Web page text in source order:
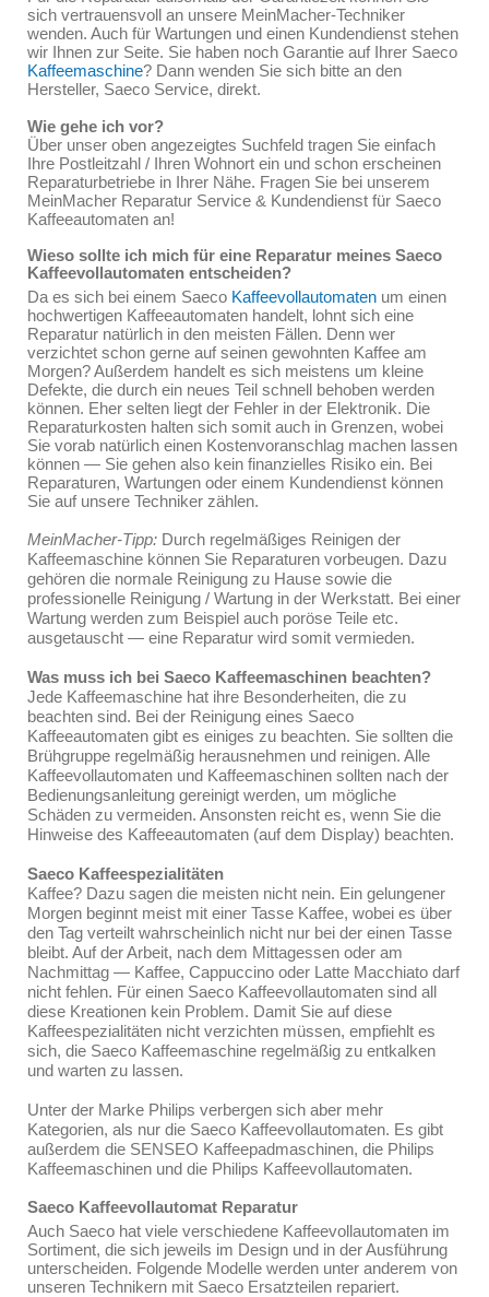
sich vertrauensvoll an unsere MeinMacher-Techniker
wenden. Auch für Wartungen und einen Kundendienst stehen
wir Ihnen zur Seite. Sie haben noch Garantie auf Ihrer Saeco
Kaffeemaschine? Dann wenden Sie sich bitte an den
Hersteller, Saeco Service, direkt.
Wie gehe ich vor?
Über unser oben angezeigtes Suchfeld tragen Sie einfach
Ihre Postleitzahl / Ihren Wohnort ein und schon erscheinen
Reparaturbetriebe in Ihrer Nähe. Fragen Sie bei unserem
MeinMacher Reparatur Service & Kundendienst für Saeco
Kaffeeautomaten an!
Wieso sollte ich mich für eine Reparatur meines Saeco
Kaffeevollautomaten entscheiden?
Da es sich bei einem Saeco Kaffeevollautomaten um einen
hochwertigen Kaffeeautomaten handelt, lohnt sich eine
Reparatur natürlich in den meisten Fällen. Denn wer
verzichtet schon gerne auf seinen gewohnten Kaffee am
Morgen? Außerdem handelt es sich meistens um kleine
Defekte, die durch ein neues Teil schnell behoben werden
können. Eher selten liegt der Fehler in der Elektronik. Die
Reparaturkosten halten sich somit auch in Grenzen, wobei
Sie vorab natürlich einen Kostenvoranschlag machen lassen
können — Sie gehen also kein finanzielles Risiko ein. Bei
Reparaturen, Wartungen oder einem Kundendienst können
Sie auf unsere Techniker zählen.
MeinMacher-Tipp: Durch regelmäßiges Reinigen der
Kaffeemaschine können Sie Reparaturen vorbeugen. Dazu
gehören die normale Reinigung zu Hause sowie die
professionelle Reinigung / Wartung in der Werkstatt. Bei einer
Wartung werden zum Beispiel auch poröse Teile etc.
ausgetauscht — eine Reparatur wird somit vermieden.
Was muss ich bei Saeco Kaffeemaschinen beachten?
Jede Kaffeemaschine hat ihre Besonderheiten, die zu
beachten sind. Bei der Reinigung eines Saeco
Kaffeeautomaten gibt es einiges zu beachten. Sie sollten die
Brühgruppe regelmäßig herausnehmen und reinigen. Alle
Kaffeevollautomaten und Kaffeemaschinen sollten nach der
Bedienungsanleitung gereinigt werden, um mögliche
Schäden zu vermeiden. Ansonsten reicht es, wenn Sie die
Hinweise des Kaffeeautomaten (auf dem Display) beachten.
Saeco Kaffeespezialitäten
Kaffee? Dazu sagen die meisten nicht nein. Ein gelungener
Morgen beginnt meist mit einer Tasse Kaffee, wobei es über
den Tag verteilt wahrscheinlich nicht nur bei der einen Tasse
bleibt. Auf der Arbeit, nach dem Mittagessen oder am
Nachmittag — Kaffee, Cappuccino oder Latte Macchiato darf
nicht fehlen. Für einen Saeco Kaffeevollautomaten sind all
diese Kreationen kein Problem. Damit Sie auf diese
Kaffeespezialitäten nicht verzichten müssen, empfiehlt es
sich, die Saeco Kaffeemaschine regelmäßig zu entkalken
und warten zu lassen.
Unter der Marke Philips verbergen sich aber mehr
Kategorien, als nur die Saeco Kaffeevollautomaten. Es gibt
außerdem die SENSEO Kaffeepadmaschinen, die Philips
Kaffeemaschinen und die Philips Kaffeevollautomaten.
Saeco Kaffeevollautomat Reparatur
Auch Saeco hat viele verschiedene Kaffeevollautomaten im
Sortiment, die sich jeweils im Design und in der Ausführung
unterscheiden. Folgende Modelle werden unter anderem von
unseren Technikern mit Saeco Ersatzteilen repariert.